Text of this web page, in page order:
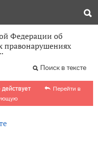
Федерации об
правонарушениях
Поиск в тексте
Перейти в